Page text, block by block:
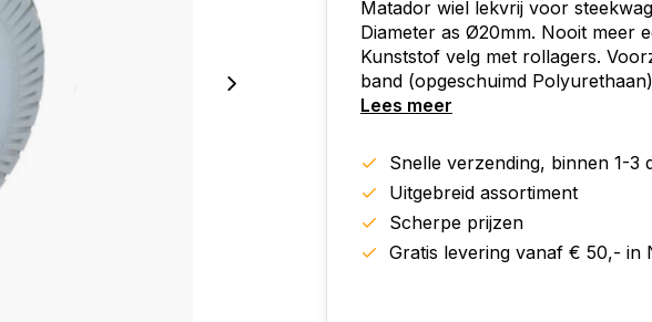
Matador wiel lekvrij voor
Diameter as Ø20mm. Nooit meer
Kunststof velg met rollagers.
band (opgeschuimd
Lees meer
Snelle verzending, binnen 1-3
Uitgebreid assortiment
Scherpe prijzen
Gratis levering vanaf € 50,- in